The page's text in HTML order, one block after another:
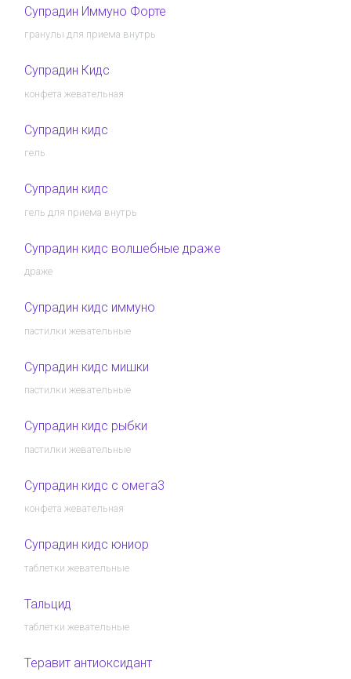
Супрадин Иммуно Форте
гранулы для приема внутрь
Супрадин Кидс
конфета жевательная
Супрадин кидс
гель
Супрадин кидс
гель для приема внутрь
Супрадин кидс волшебные драже
драже
Супрадин кидс иммуно
пастилки жевательные
Супрадин кидс мишки
пастилки жевательные
Супрадин кидс рыбки
пастилки жевательные
Супрадин кидс с омега3
конфета жевательная
Супрадин кидс юниор
таблетки жевательные
Тальцид
таблетки жевательные
Теравит антиоксидант